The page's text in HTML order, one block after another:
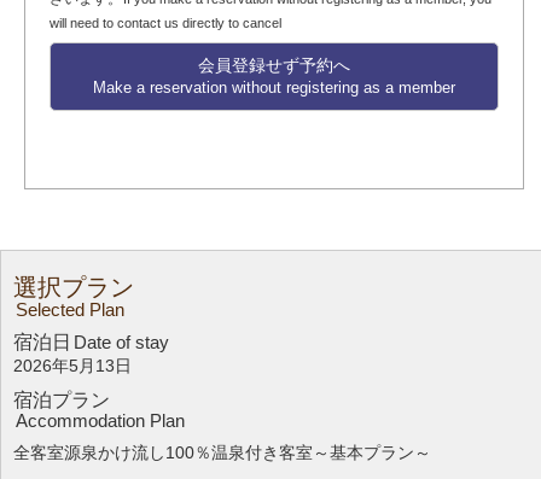
will need to contact us directly to cancel
会員登録せず予約へ
Make a reservation without registering as a member
選択プラン
Selected Plan
宿泊日 Date of stay
2026年5月13日
宿泊プラン
Accommodation Plan
全客室源泉かけ流し100％温泉付き客室～基本プラン～